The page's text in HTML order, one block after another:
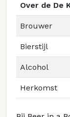
Over de De
Brouwer
Bierstijl
Alcohol
Herkomst